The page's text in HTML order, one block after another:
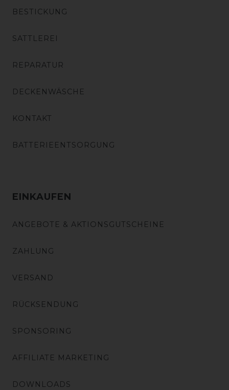
BESTICKUNG
SATTLEREI
REPARATUR
DECKENWÄSCHE
KONTAKT
BATTERIEENTSORGUNG
EINKAUFEN
ANGEBOTE & AKTIONSGUTSCHEINE
ZAHLUNG
VERSAND
RÜCKSENDUNG
SPONSORING
AFFILIATE MARKETING
DOWNLOADS